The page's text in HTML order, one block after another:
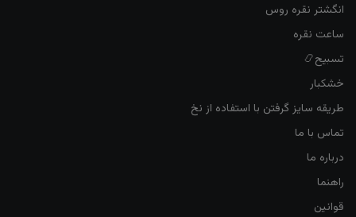
انگشتر نقره روس
ساعت نقره
تسبیح📿
خشکبار
طریقه سایز گرفتن با استفاده از نخ
تماس با ما
درباره ما
راهنما
قوانین